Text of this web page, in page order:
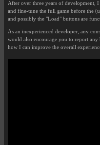
After over three years of development,
and fine-tune the full game before the
and possibly the "Load" buttons are
As an inexperienced developer, any
would also encourage you to report any
how I can improve the overall